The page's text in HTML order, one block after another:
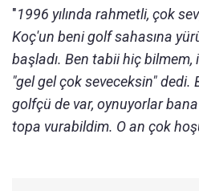
"1996 yılında rahmetli, çok
Koç'un beni golf sahasına
başladı. Ben tabii hiç
"gel gel çok seveceksin" dedi.
golfçü de var, oynuyorlar bana
topa vurabildim. O an çok